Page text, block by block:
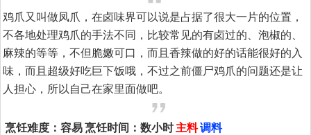
鸡爪又叫做凤爪，在卤味界可以说是占据了很大一片的位置，
不各地处理鸡爪的手法不同，比较常见的有卤过的、泡椒的、
麻辣的等等，不但脆嫩可口，而且香辣做的好的话能很好的入
味，而且超级好吃巨下饭哦，不过之前僵尸鸡爪的问题还是让
人担心，所以自己在家里面做吧。
烹饪难度： 容易烹饪时间： 数小时 主料调料